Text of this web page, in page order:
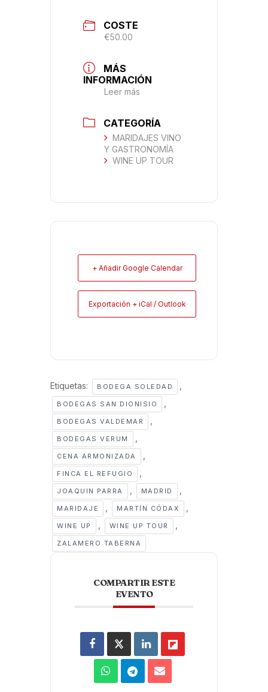
COSTE
€50.00
MÁS
INFORMACIÓN
Leer más
CATEGORÍA
MARIDAJES VINO
Y GASTRONOMÍA
WINE UP TOUR
+ Añadir Google Calendar
Exportación + iCal / Outlook
Etiquetas: BODEGA SOLEDAD
BODEGAS SAN DIONISIO
BODEGAS VALDEMAR
BODEGAS VERUM
CENA ARMONIZADA
FINCA EL REFUGIO
JOAQUIN PARRA MADRID
MARIDAJE MARTÍN CÓDAX
WINE UP WINE UP TOUR
ZALAMERO TABERNA
COMPARTIR ESTE
EVENTO